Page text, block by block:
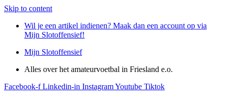
Skip to content
Wil je een artikel indienen? Maak dan een account op via
Mijn Slotoffensief!
Mijn Slotoffensief
Alles over het amateurvoetbal in Friesland e.o.
Facebook-f Linkedin-in InstagramYoutube Tiktok